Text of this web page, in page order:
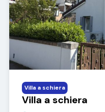
Villa a schiera
Villa a schiera